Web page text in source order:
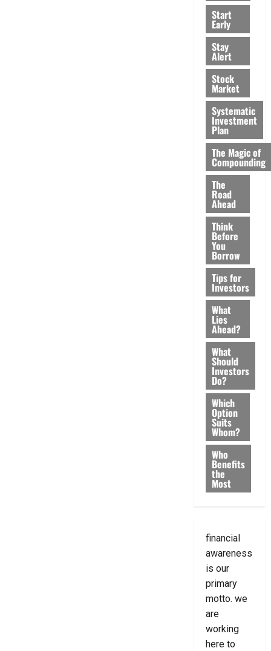
Start
Early
Stay
Alert
Stock
Market
Systematic
Investment
Plan
The Magic of
Compounding
The
Road
Ahead
Think
Before
You
Borrow
Tips for
Investors
What
Lies
Ahead?
What
Should
Investors
Do?
Which
Option
Suits
Whom?
Who
Benefits
the
Most
financial
awareness
is our
primary
motto. we
are
working
here to